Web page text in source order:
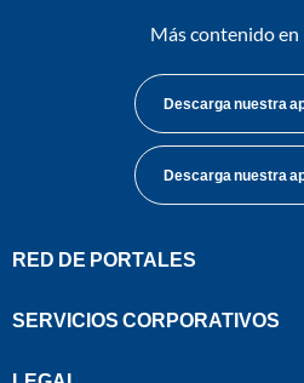
Más contenido en
Descarga nuestra
Descarga nuestra
RED DE PORTALES
SERVICIOS CORPORATIVOS